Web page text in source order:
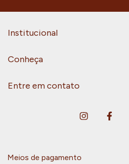
Institucional
Conheça
Entre em contato
Meios de pagamento